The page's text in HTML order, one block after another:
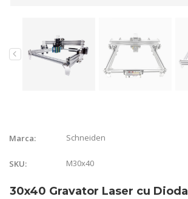
Marca: Schneiden
SKU: M30x40
30x40 Gravator Laser cu Dioda